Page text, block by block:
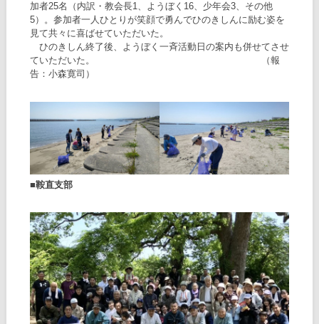
加者25名（内訳・教会長1、ようぼく16、少年会3、その他
5）。参加者一人ひとりが笑顔で勇んでひのきしんに励む姿を
見て共々に喜ばせていただいた。
ひのきしん終了後、ようぼく一斉活動日の案内も併せてさせ
ていただいた。 （報
告：小森寛司）
■鞍直支部